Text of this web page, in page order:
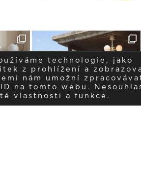
technologie, jako
z prohlížení a
nám umožní
na tomto webu.
vlastnosti a funkce.